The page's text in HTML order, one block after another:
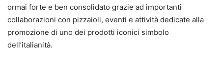
ormai forte e ben consolidato grazie ad importanti
collaborazioni con pizzaioli, eventi e attività dedicate alla
promozione di uno dei prodotti iconici simbolo
dell’italianità.